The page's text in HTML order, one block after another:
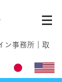
ン事務所｜取